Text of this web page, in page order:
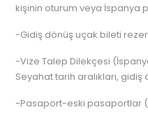
kişinin oturum veya İspanya
-Gidiş dönüş uçak bileti
-Vize Talep Dilekçesi
Seyahat tarih aralıkları,
-Pasaport-eski pasaportlar